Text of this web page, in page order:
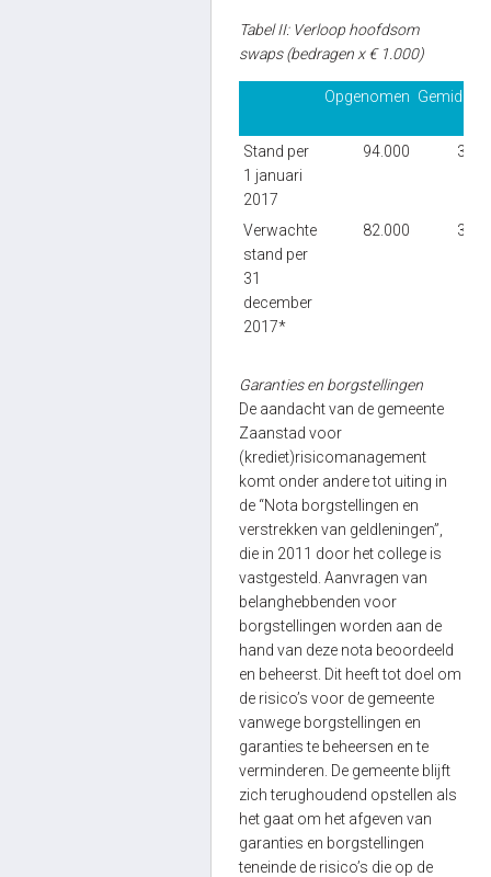
Tabel II: Verloop hoofdsom
swaps (bedragen x € 1.000)
Opgenomen
Stand per
1 januari
2017
94.000
Verwachte
stand per
31
december
2017*
82.000
Garanties en borgstellingen
De aandacht van de gemeente
Zaanstad voor
(krediet)risicomanagement
komt onder andere tot uiting in
de “Nota borgstellingen en
verstrekken van geldleningen”,
die in 2011 door het college is
vastgesteld. Aanvragen van
belanghebbenden voor
borgstellingen worden aan de
hand van deze nota beoordeeld
en beheerst. Dit heeft tot doel om
de risico’s voor de gemeente
vanwege borgstellingen en
garanties te beheersen en te
verminderen. De gemeente blijft
zich terughoudend opstellen als
het gaat om het afgeven van
garanties en borgstellingen
teneinde de risico’s die op de